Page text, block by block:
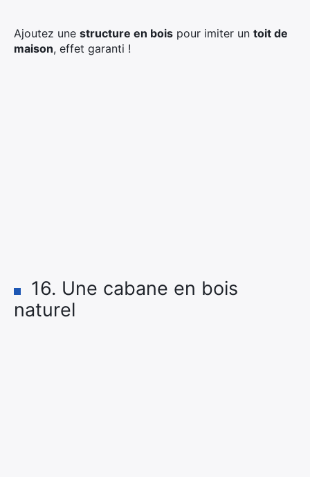
Ajoutez une structure en bois pour imiter un toit de
maison, effet garanti !
16. Une cabane en bois
naturel